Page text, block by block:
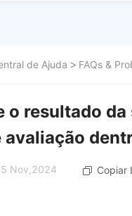
de Ajuda FAQs &
o resultado
Nov,2024 Copiar